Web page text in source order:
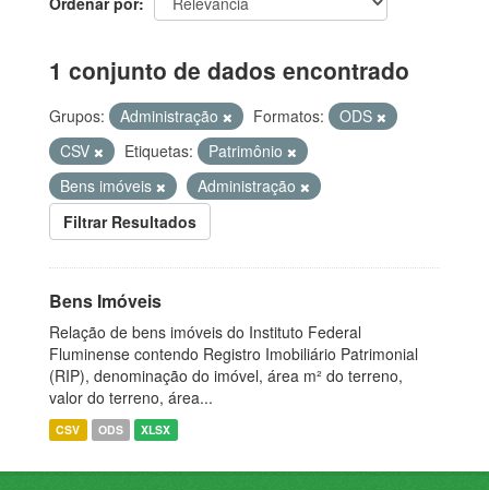
1 conjunto de dados encontrado
Grupos: Administração Formatos:
ODS
CSV
Etiquetas:
Patrimônio
Bens imóveis
Administração
Filtrar Resultados
Bens Imóveis
Relação de bens imóveis do Instituto Federal
Fluminense contendo Registro Imobiliário Patrimonial
(RIP), denominação do imóvel, área m² do terreno,
valor do terreno, área...
CSV ODS XLSX